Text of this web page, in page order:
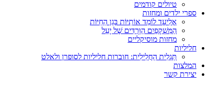
טיולים קודמים
ספרי ילדים ומחזות
אֱלִיעָד לוֹמֵד אוֹתִיּוֹת בְּגַן הַחַיּוֹת
הַמִּשְׁקָפַיִם הַוְּרֻדִּים שֶׁל יָעֵל
מחזות מוסיקליים
חליליות
תַּגְלִית הַחֲלִילִית: חוברות חליליות לסופרן ולאלט
המלצות
יצירת קשר